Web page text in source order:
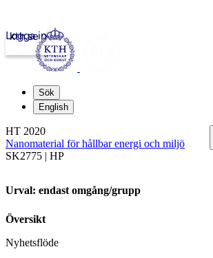
kth.se
Logga in
Sök
English
HT 2020
Nanomaterial för hållbar energi och miljö
SK2775 | HP
Urval: endast omgång/grupp
Översikt
Nyhetsflöde